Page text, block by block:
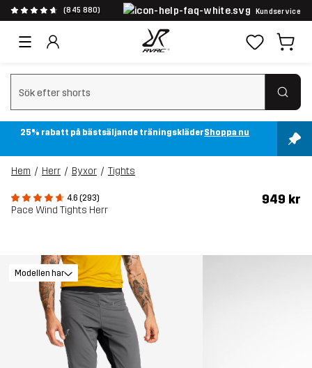
(845 880) Kundservice
Rensa sök
25% rabatt på bästsäljande träningskläderShoppa nu
Hem Herr Byxor Tights
4.6 (293)
Pace Wind Tights Herr
949 kr
Modellen har